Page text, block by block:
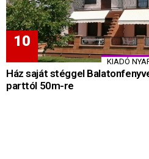
KIADÓ
Ház saját stéggel
parttól 50m-re